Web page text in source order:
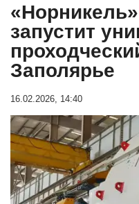
запустит
Заполярье
16.02.2026, 14:40